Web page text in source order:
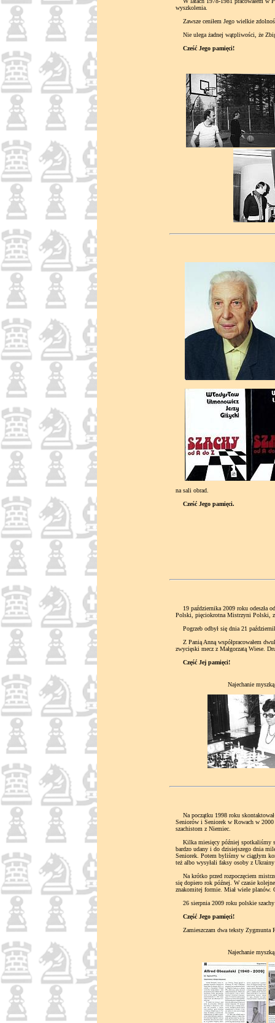
wyszkolenia.
Zawsze ceniłem Jego wielkie
Nie ulega żadnej wątpliwości, że
Cześć Jego pamięci!
na sali obrad.
Cześć Jego pamięci.
19 października 2009 roku odeszła
Polski, pięciokrotna Mistrzyni Polski,
Pogrzeb odbył się dnia 21
Z Panią Anną współpracowałem
zwycięski mecz z Małgorzatą Wiese.
Część Jej pamięci!
Najechanie
Na początku 1998 roku skontaktował
Seniorów i Seniorek w Rowach w
szachistom z Niemiec.
Kilka miesięcy później spotkaliśmy
bardzo udany i do dzisiejszego dnia
Seniorek. Potem byliśmy w ciągłym
też albo wysyłali faksy osoby z
Na krótko przed rozpoczęciem
się dopiero rok późnej. W czasie
znakomitej formie. Miał wiele planów.
26 sierpnia 2009 roku polskie
Część Jego pamięci!
Zamieszczam dwa teksty Zygmunta
Najechanie